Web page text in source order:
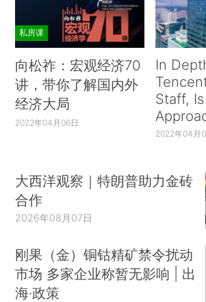
私房课
向松祚：宏观经济70
讲，带你了解国内外
经济大局
2022年04月06日
In
Staff, Is
2022年04月
大西洋观察｜特朗普助力金砖
合作
2026年08月07日
刚果（金）铜钴精矿禁令扰动
市场 多家企业称暂无影响 | 出
海·政策